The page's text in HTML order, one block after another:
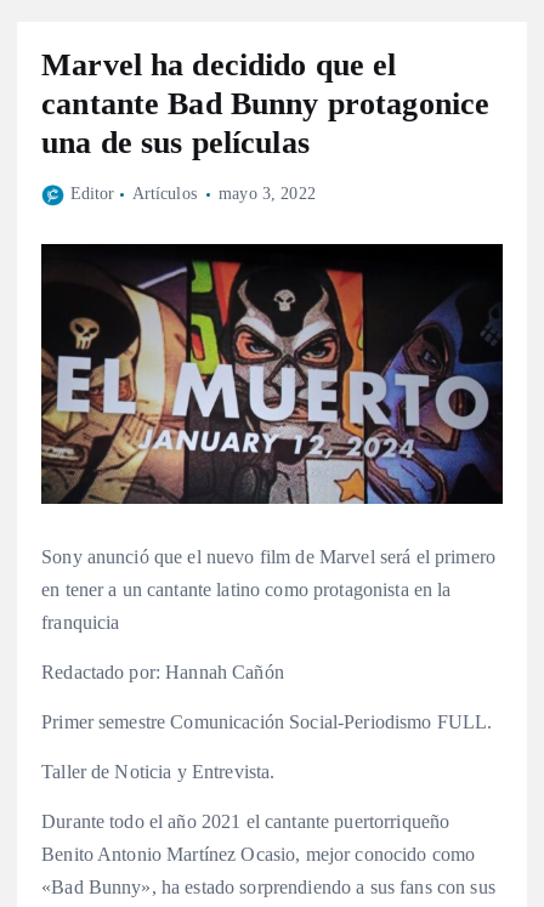
Marvel ha decidido que el
cantante Bad Bunny protagonice
una de sus películas
Editor Artículos mayo 3, 2022
Sony anunció que el nuevo film de Marvel será el primero
en tener a un cantante latino como protagonista en la
franquicia
Redactado por: Hannah Cañón
Primer semestre Comunicación Social-Periodismo FULL.
Taller de Noticia y Entrevista.
Durante todo el año 2021 el cantante puertorriqueño
Benito Antonio Martínez Ocasio, mejor conocido como
«Bad Bunny», ha estado sorprendiendo a sus fans con sus